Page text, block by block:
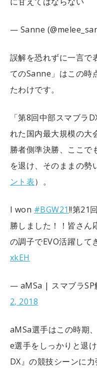
— Sanne
誤解を恐れずに一言で
てのSanne」はこの時
たわけです。
「第8回中部スマブラ
れた国内最大規模の大
勝者側準決勝、ここ
を退け、そのままの勢
ント表）。
I won #BGW21!!第21
勝しました！！ 皆さん
の調子でEVO活躍して
xkEH
— aMSa | スマブラSP
2, 2018
aMSa選手はこの時期
e選手をしっかりと退
DX』の競技シーンに力